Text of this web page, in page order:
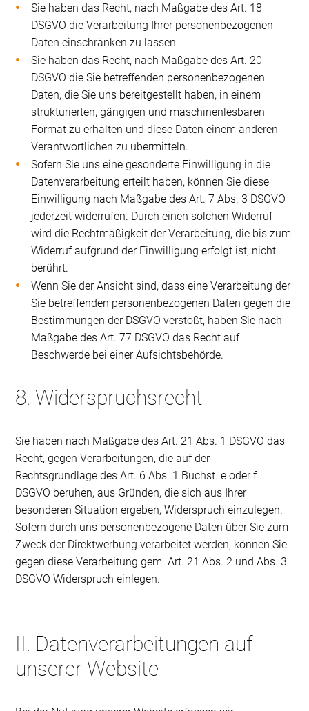
Sie haben das Recht, nach Maßgabe des Art. 18
DSGVO die Verarbeitung Ihrer personenbezogenen
Daten einschränken zu lassen.
Sie haben das Recht, nach Maßgabe des Art. 20
DSGVO die Sie betreffenden personenbezogenen
Daten, die Sie uns bereitgestellt haben, in einem
strukturierten, gängigen und maschinenlesbaren
Format zu erhalten und diese Daten einem anderen
Verantwortlichen zu übermitteln.
Sofern Sie uns eine gesonderte Einwilligung in die
Datenverarbeitung erteilt haben, können Sie diese
Einwilligung nach Maßgabe des Art. 7 Abs. 3 DSGVO
jederzeit widerrufen. Durch einen solchen Widerruf
wird die Rechtmäßigkeit der Verarbeitung, die bis zum
Widerruf aufgrund der Einwilligung erfolgt ist, nicht
berührt.
Wenn Sie der Ansicht sind, dass eine Verarbeitung der
Sie betreffenden personenbezogenen Daten gegen die
Bestimmungen der DSGVO verstößt, haben Sie nach
Maßgabe des Art. 77 DSGVO das Recht auf
Beschwerde bei einer Aufsichtsbehörde.
8. Widerspruchsrecht
Sie haben nach Maßgabe des Art. 21 Abs. 1 DSGVO das
Recht, gegen Verarbeitungen, die auf der
Rechtsgrundlage des Art. 6 Abs. 1 Buchst. e oder f
DSGVO beruhen, aus Gründen, die sich aus Ihrer
besonderen Situation ergeben, Widerspruch einzulegen.
Sofern durch uns personenbezogene Daten über Sie zum
Zweck der Direktwerbung verarbeitet werden, können Sie
gegen diese Verarbeitung gem. Art. 21 Abs. 2 und Abs. 3
DSGVO Widerspruch einlegen.
II. Datenverarbeitungen auf
unserer Website